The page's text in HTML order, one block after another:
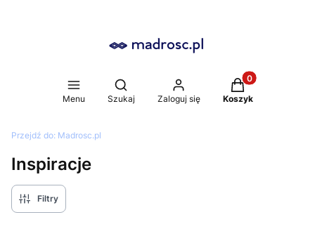
Menu
Otwórz wyszukiwarkę
Szukaj Zaloguj się
Produkty w
Koszyk
Przejdź do: Madrosc.pl
Inspiracje
Filtry